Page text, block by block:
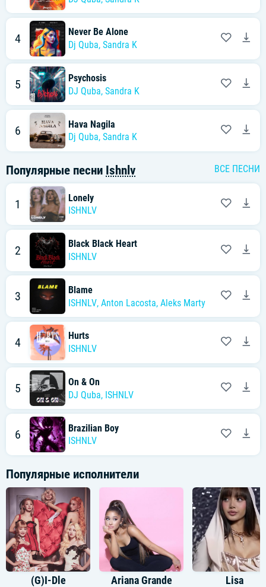
4
Never Be Alone
Dj Quba, Sandra K
5
Psychosis
DJ Quba, Sandra K
6
Hava Nagila
Dj Quba, Sandra K
Популярные песни Ishnlv ВСЕ ПЕСНИ
1
Lonely
ISHNLV
2
Black Black Heart
ISHNLV
3
Blame
ISHNLV, Anton Lacosta, Aleks Marty
4
Hurts
ISHNLV
5
On & On
DJ Quba, ISHNLV
6
Brazilian Boy
ISHNLV
Популярные исполнители
(G)I-Dle Ariana Grande Lisa